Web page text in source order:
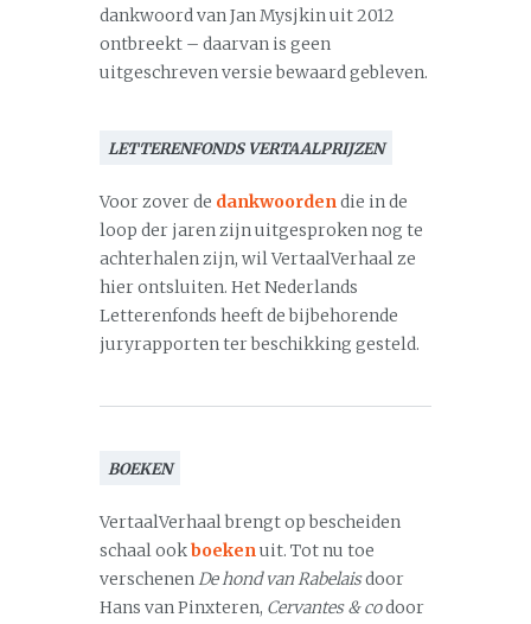
dankwoord van Jan Mysjkin uit 2012
ontbreekt – daarvan is geen
uitgeschreven versie bewaard gebleven.
LETTERENFONDS VERTAALPRIJZEN
Voor zover de dankwoordendie in de
loop der jaren zijn uitgesproken nog te
achterhalen zijn, wil VertaalVerhaal ze
hier ontsluiten. Het Nederlands
Letterenfonds heeft de bijbehorende
juryrapporten ter beschikking gesteld.
BOEKEN
VertaalVerhaal brengt op bescheiden
schaal ookboekenuit. Tot nu toe
verschenenDe hond van Rabelaisdoor
Hans van Pinxteren, Cervantes & codoor